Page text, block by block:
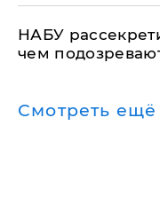
НАБУ
чем
Смотреть ещё